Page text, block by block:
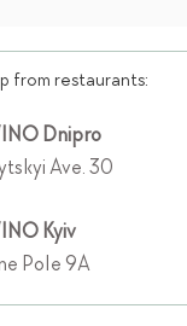
from restaurants:
Dnipro
Ave. 30
Kyiv
Pole 9A